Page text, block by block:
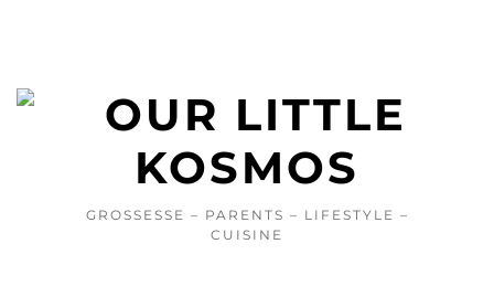
GROSSESSE – PARENTS – LIFESTYLE –
CUISINE